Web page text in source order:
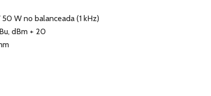
W no balanceada (1 kHz)
dBm + 20